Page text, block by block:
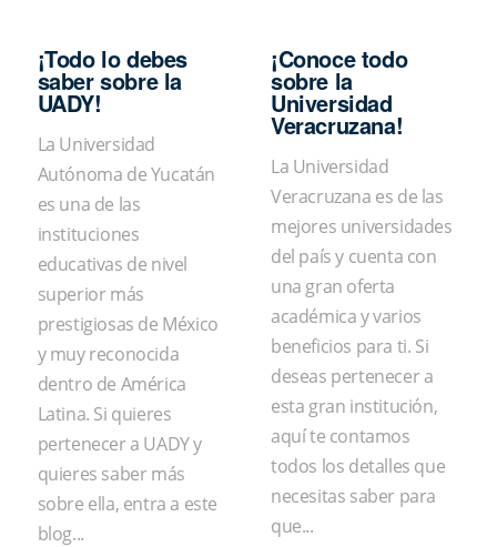
¡Todo lo debes
saber sobre la
UADY!
La Universidad
Autónoma de Yucatán
es una de las
instituciones
educativas de nivel
superior más
prestigiosas de México
y muy reconocida
dentro de América
Latina. Si quieres
pertenecer a UADY y
quieres saber más
sobre ella, entra a este
blog...
¡Conoce todo
sobre la
Universidad
Veracruzana!
La Universidad
Veracruzana es de las
mejores universidades
del país y cuenta con
una gran oferta
académica y varios
beneficios para ti. Si
deseas pertenecer a
esta gran institución,
aquí te contamos
todos los detalles que
necesitas saber para
que...